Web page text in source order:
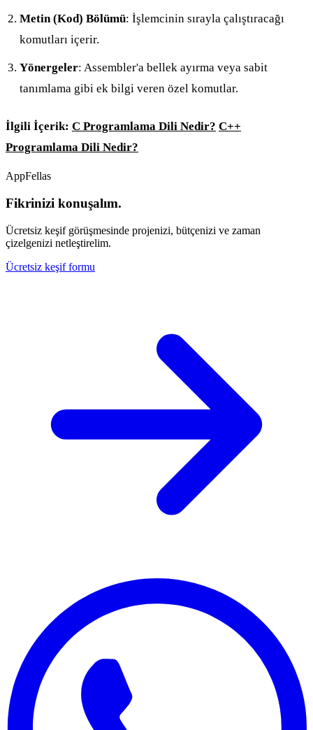
Metin (Kod) Bölümü: İşlemcinin sırayla çalıştıracağı
komutları içerir.
Yönergeler: Assembler'a bellek ayırma veya sabit
tanımlama gibi ek bilgi veren özel komutlar.
İlgili İçerik: C Programlama Dili Nedir? C++
Programlama Dili Nedir?
AppFellas
Fikrinizi konuşalım.
Ücretsiz keşif görüşmesinde projenizi, bütçenizi ve zaman
çizelgenizi netleştirelim.
Ücretsiz keşif formu